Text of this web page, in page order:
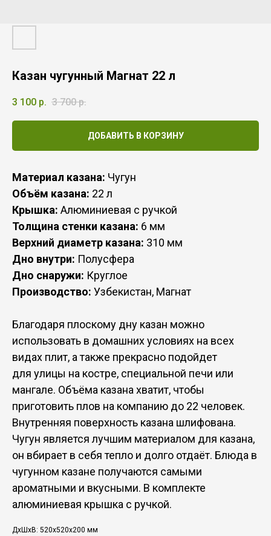
Казан чугунный Магнат 22 л
3 100 р. 3 700 р.
ДОБАВИТЬ В КОРЗИНУ
Материал казана: Чугун
Объём казана: 22 л
Крышка: Алюминиевая с ручкой
Толщина стенки казана: 6 мм
Верхний диаметр казана: 310 мм
Дно внутри: Полусфера
Дно снаружи: Круглое
Производство: Узбекистан, Магнат
Благодаря плоскому дну казан можно
использовать в домашних условиях на всех
видах плит, а также прекрасно подойдет
для улицы на костре, специальной печи или
мангале. Объёма казана хватит, чтобы
приготовить плов на компанию до 22 человек.
Внутренняя поверхность казана шлифована.
Чугун является лучшим материалом для казана,
он вбирает в себя тепло и долго отдаёт. Блюда в
чугунном казане получаются самыми
ароматными и вкусными. В комплекте
алюминиевая крышка с ручкой.
ДxШxВ: 520x520x200 мм